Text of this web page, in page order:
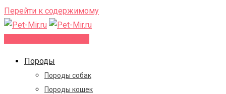
Перейти к содержимому
Породы
Породы собак
Породы кошек